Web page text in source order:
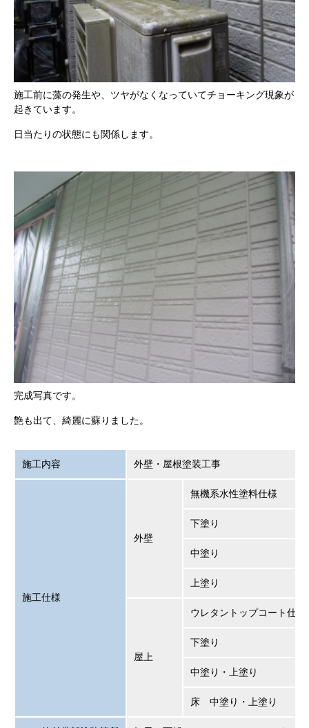
施工前に藻の発生や、ツヤがなくなっていてチョーキング現象が
起きています。
日当たりの状態にも関係します。
完成写真です。
艶も出て、綺麗に蘇りました。
施工内容 外壁・屋根塗装工事
施工仕様
外壁
無機系水性塗料仕様
下塗り
中塗り
上塗り
屋上
ウレタントップコート仕様
下塗り
中塗り・上塗り
床 中塗り・上塗り